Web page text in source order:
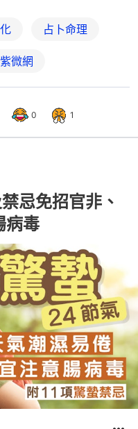
占卜命理
微網
0 1
忌免招官非、
病毒